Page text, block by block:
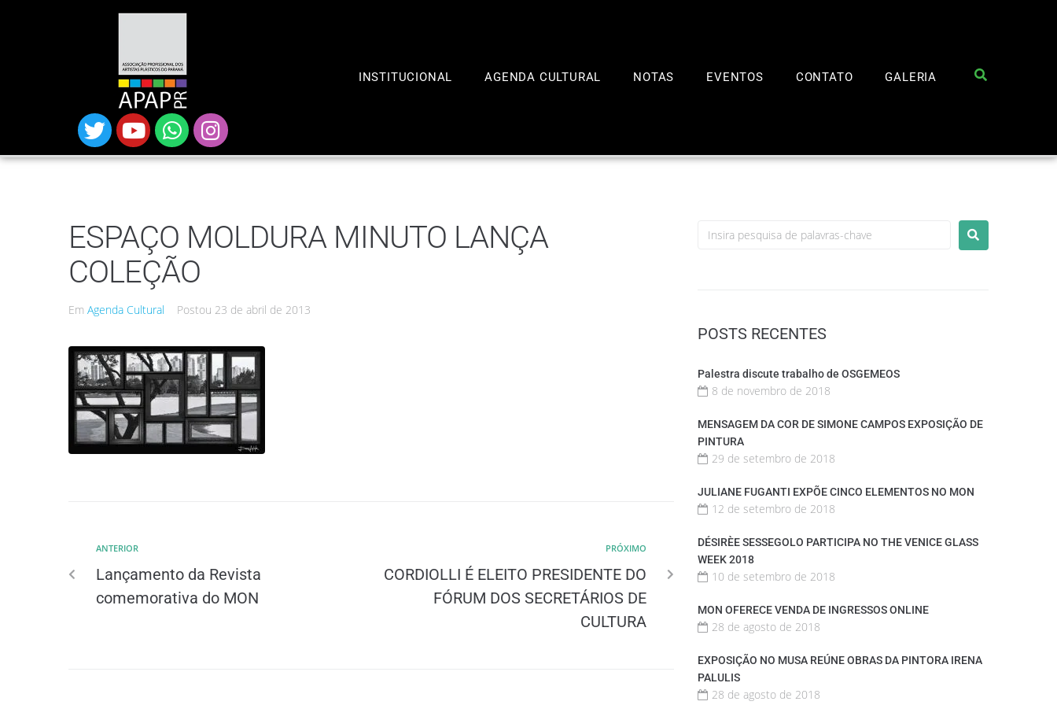
INSTITUCIONAL AGENDA CULTURAL NOTAS EVENTOS CONTATO GALERIA
ESPAÇO MOLDURA MINUTO LANÇA
COLEÇÃO
Em Agenda Cultural Postou 23 de abril de 2013
ANTERIOR
Lançamento da Revista
comemorativa do MON
PRÓXIMO
CORDIOLLI É ELEITO PRESIDENTE DO
FÓRUM DOS SECRETÁRIOS DE
CULTURA
POSTS RECENTES
Palestra discute trabalho de OSGEMEOS
8 de novembro de 2018
MENSAGEM DA COR DE SIMONE CAMPOS EXPOSIÇÃO DE
PINTURA
29 de setembro de 2018
JULIANE FUGANTI EXPÕE CINCO ELEMENTOS NO MON
12 de setembro de 2018
DÉSIRÈE SESSEGOLO PARTICIPA NO THE VENICE GLASS
WEEK 2018
10 de setembro de 2018
MON OFERECE VENDA DE INGRESSOS ONLINE
28 de agosto de 2018
EXPOSIÇÃO NO MUSA REÚNE OBRAS DA PINTORA IRENA
PALULIS
28 de agosto de 2018